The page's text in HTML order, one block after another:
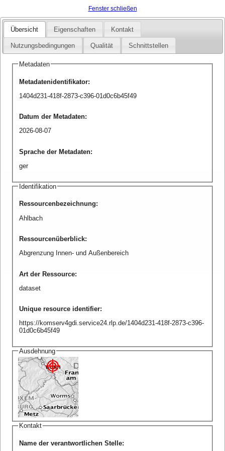
Fenster schließen
Übersicht Eigenschaften Kontakt
Nutzungsbedingungen Qualität Schnittstellen
Metadaten
Metadatenidentifikator:
1404d231-418f-2873-c396-01d0c6b45f49
Datum der Metadaten:
2026-08-07
Sprache der Metadaten:
ger
Identifikation
Ressourcenbezeichnung:
Ahlbach
Ressourcenüberblick:
Abgrenzung Innen- und Außenbereich
Art der Ressource:
dataset
Unique resource identifier:
https://komserv4gdi.service24.rlp.de/1404d231-418f-2873-c396-
01d0c6b45f49
Ausdehnung
Kontakt
Name der verantwortlichen Stelle: